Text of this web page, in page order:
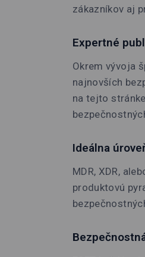
zákazníkov aj
Expertné
Okrem vývoja
najnovších
na tejto
Ideálna
MDR, XDR,
produktovú